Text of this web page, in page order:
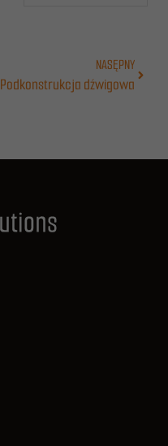
NASĘPNY
Podkonstrukcja dźwigowa
Następny